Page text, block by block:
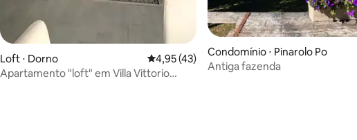
Loft ⋅ Dorno 4,95 de uma avaliação média de 5, 43
4,95 (43)
Apartamento "loft" em Villa Vittorio
Condomínio ⋅ Pinarolo Po
Antiga fazenda